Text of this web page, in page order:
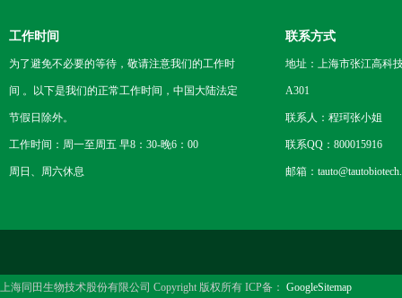
工作时间
为了避免不必要的等待，敬请注意我们的工作时
间 。以下是我们的正常工作时间，中国大陆法定
节假日除外。
工作时间：周一至周五 早8：30-晚6：00
周日、周六休息
联系方式
地址：上海市张江高科
A301
联系人：程珂张小姐
联系QQ：800015916
邮箱：
上海同田生物技术股份有限公司 Copyright 版权所有 ICP备： GoogleSitemap